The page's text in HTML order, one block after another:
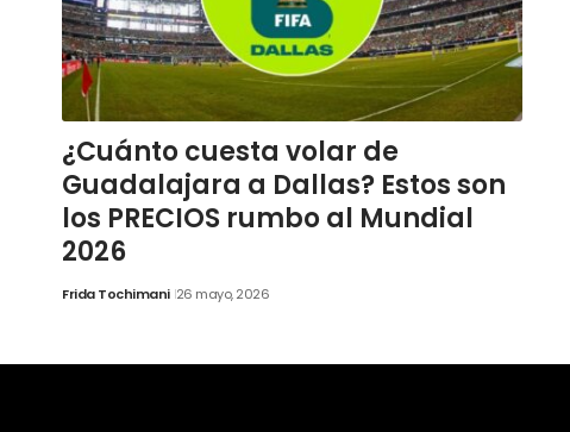
¿Cuánto cuesta volar de
Guadalajara a Dallas? Estos son
los PRECIOS rumbo al Mundial
2026
Frida Tochimani 26 mayo, 2026